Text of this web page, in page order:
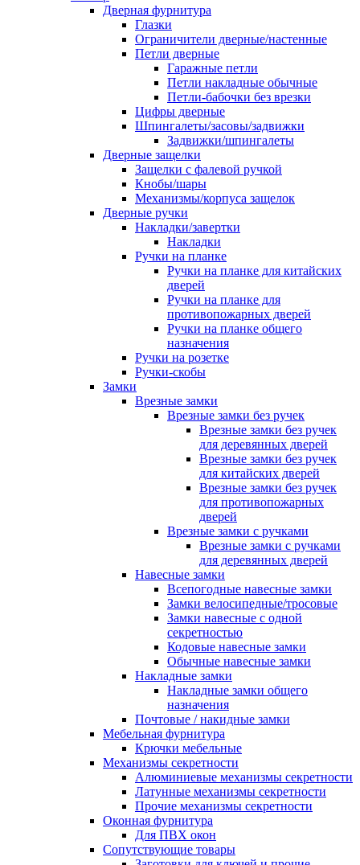
Дверная фурнитура
Глазки
Ограничители дверные/настенные
Петли дверные
Гаражные петли
Петли накладные обычные
Петли-бабочки без врезки
Цифры дверные
Шпингалеты/засовы/задвижки
Задвижки/шпингалеты
Дверные защелки
Защелки с фалевой ручкой
Кнобы/шары
Механизмы/корпуса защелок
Дверные ручки
Накладки/завертки
Накладки
Ручки на планке
Ручки на планке для китайских
дверей
Ручки на планке для
противопожарных дверей
Ручки на планке общего
назначения
Ручки на розетке
Ручки-скобы
Замки
Врезные замки
Врезные замки без ручек
Врезные замки без ручек
для деревянных дверей
Врезные замки без ручек
для китайских дверей
Врезные замки без ручек
для противопожарных
дверей
Врезные замки с ручками
Врезные замки с ручками
для деревянных дверей
Навесные замки
Всепогодные навесные замки
Замки велосипедные/тросовые
Замки навесные с одной
секретностью
Кодовые навесные замки
Обычные навесные замки
Накладные замки
Накладные замки общего
назначения
Почтовые / накидные замки
Мебельная фурнитура
Крючки мебельные
Механизмы секретности
Алюминиевые механизмы секретности
Латунные механизмы секретности
Прочие механизмы секретности
Оконная фурнитура
Для ПВХ окон
Сопутствующие товары